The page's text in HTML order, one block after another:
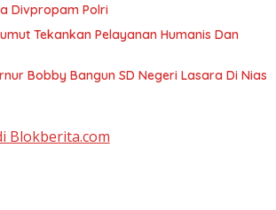
Divpropam Polri
Tekankan Pelayanan Humanis Dan
Bobby Bangun SD Negeri Lasara Di Nias
Blokberita.com